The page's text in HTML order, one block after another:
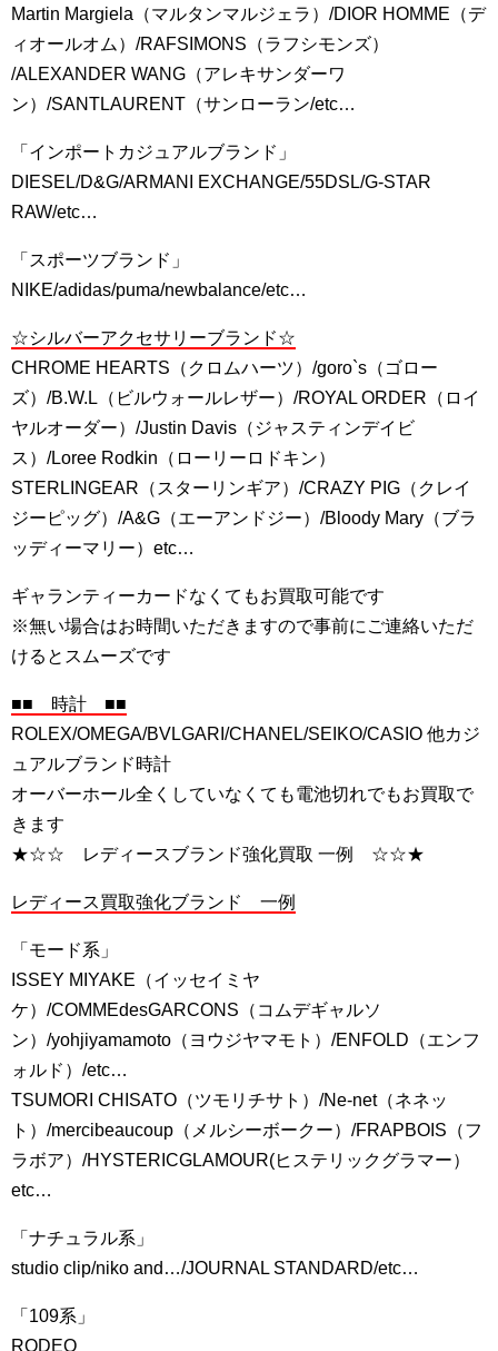
Martin Margiela（マルタンマルジェラ）/DIOR HOMME（デ
ィオールオム）/RAFSIMONS（ラフシモンズ）
/ALEXANDER WANG（アレキサンダーワ
ン）/SANTLAURENT（サンローラン/etc…
「インポートカジュアルブランド」
DIESEL/D&G/ARMANI EXCHANGE/55DSL/G-STAR
RAW/etc…
「スポーツブランド」
NIKE/adidas/puma/newbalance/etc…
☆シルバーアクセサリーブランド☆
CHROME HEARTS（クロムハーツ）/goro`s（ゴロー
ズ）/B.W.L（ビルウォールレザー）/ROYAL ORDER（ロイ
ヤルオーダー）/Justin Davis（ジャスティンデイビ
ス）/Loree Rodkin（ローリーロドキン）
STERLINGEAR（スターリンギア）/CRAZY PIG（クレイ
ジーピッグ）/A&G（エーアンドジー）/Bloody Mary（ブラ
ッディーマリー）etc…
ギャランティーカードなくてもお買取可能です
※無い場合はお時間いただきますので事前にご連絡いただ
けるとスムーズです
■■ 時計 ■■
ROLEX/OMEGA/BVLGARI/CHANEL/SEIKO/CASIO 他カジ
ュアルブランド時計
オーバーホール全くしていなくても電池切れでもお買取で
きます
★☆☆ レディースブランド強化買取 一例 ☆☆★
レディース買取強化ブランド 一例
「モード系」
ISSEY MIYAKE（イッセイミヤ
ケ）/COMMEdesGARCONS（コムデギャルソ
ン）/yohjiyamamoto（ヨウジヤマモト）/ENFOLD（エンフ
ォルド）/etc…
TSUMORI CHISATO（ツモリチサト）/Ne-net（ネネッ
ト）/mercibeaucoup（メルシーボークー）/FRAPBOIS（フ
ラボア）/HYSTERICGLAMOUR(ヒステリックグラマー）
etc…
「ナチュラル系」
studio clip/niko and…/JOURNAL STANDARD/etc…
「109系」
RODEO